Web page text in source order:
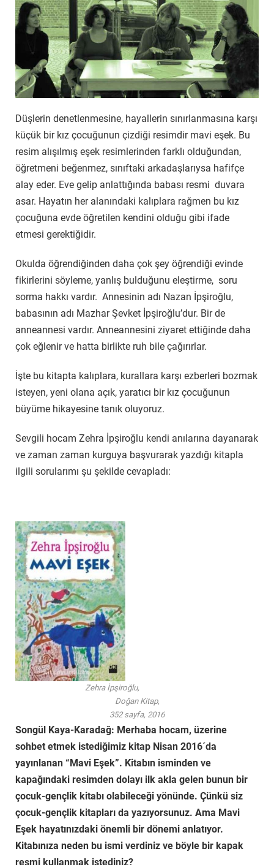
Düşlerin denetlenmesine, hayallerin sınırlanmasına karşı
küçük bir kız çocuğunun çizdiği resimdir mavi eşek. Bu
resim alışılmış eşek resimlerinden farklı olduğundan,
öğretmeni beğenmez, sınıftaki arkadaşlarıysa hafifçe
alay eder. Eve gelip anlattığında babası resmi duvara
asar. Hayatın her alanındaki kalıplara rağmen bu kız
çocuğuna evde öğretilen kendini olduğu gibi ifade
etmesi gerektiğidir.
Okulda öğrendiğinden daha çok şey öğrendiği evinde
fikirlerini söyleme, yanlış bulduğunu eleştirme, soru
sorma hakkı vardır. Annesinin adı Nazan İpşiroğlu,
babasının adı Mazhar Şevket İpşiroğlu’dur. Bir de
anneannesi vardır. Anneannesini ziyaret ettiğinde daha
çok eğlenir ve hatta birlikte ruh bile çağırırlar.
İşte bu kitapta kalıplara, kurallara karşı ezberleri bozmak
isteyen, yeni olana açık, yaratıcı bir kız çocuğunun
büyüme hikayesine tanık oluyoruz.
Sevgili hocam Zehra İpşiroğlu kendi anılarına dayanarak
ve zaman zaman kurguya başvurarak yazdığı kitapla
ilgili sorularımı şu şekilde cevapladı:
Zehra İpşiroğlu,
Doğan Kitap,
352 sayfa, 2016
Songül Kaya-Karadağ: Merhaba hocam, üzerine
sohbet etmek istediğimiz kitap Nisan 2016´da
yayınlanan “Mavi Eşek”. Kitabın isminden ve
kapağındaki resimden dolayı ilk akla gelen bunun bir
çocuk-gençlik kitabı olabileceği yönünde. Çünkü siz
çocuk-gençlik kitapları da yazıyorsunuz. Ama Mavi
Eşek hayatınızdaki önemli bir dönemi anlatıyor.
Kitabınıza neden bu ismi verdiniz ve böyle bir kapak
resmi kullanmak istediniz?